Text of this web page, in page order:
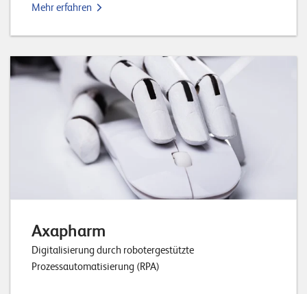
Mehr erfahren
Axapharm
Digitalisierung durch robotergestützte
Prozessautomatisierung (RPA)